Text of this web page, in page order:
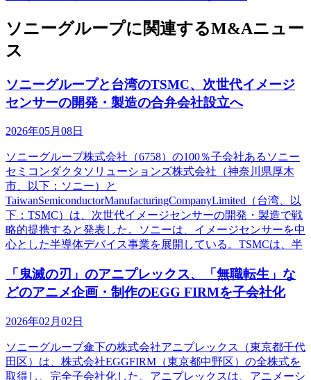
ソニーグループに関連するM&Aニュー
ス
ソニーグループと台湾のTSMC、次世代イメージ
センサーの開発・製造の合弁会社設立へ
2026年05月08日
ソニーグループ株式会社（6758）の100％子会社あるソニー
セミコンダクタソリューションズ株式会社（神奈川県厚木
市、以下：ソニー）と
TaiwanSemiconductorManufacturingCompanyLimited（台湾、以
下：TSMC）は、次世代イメージセンサーの開発・製造で戦
略的提携すると発表した。ソニーは、イメージセンサーを中
心とした半導体デバイス事業を展開している。TSMCは、半
「鬼滅の刃」のアニプレックス、「無職転生」な
どのアニメ企画・制作のEGG FIRMを子会社化
2026年02月02日
ソニーグループ傘下の株式会社アニプレックス（東京都千代
田区）は、株式会社EGGFIRM（東京都中野区）の全株式を
取得し、完全子会社化した。アニプレックスは、アニメーシ